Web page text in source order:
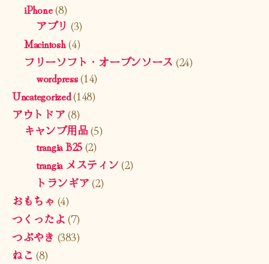
iPhone(8)
アプリ (3)
Macintosh(4)
フリーソフト・オープンソース (24)
wordpress(14)
Uncategorized(148)
アウトドア(8)
キャンプ用品(5)
trangia B25(2)
trangia メスティン(2)
トランギア(2)
おもちゃ (4)
つくったよ(7)
つぶやき (383)
ねこ (8)